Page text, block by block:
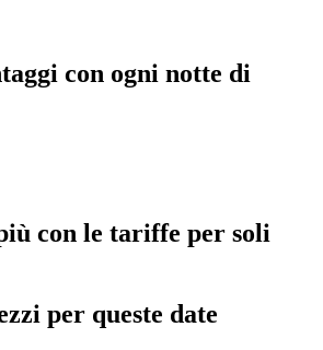
con ogni notte di
con le tariffe per soli
per queste date